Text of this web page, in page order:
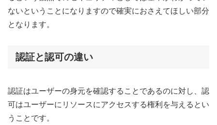
ないということになりますので確実におさえてほしい部分
となります。
認証と認可の違い
認証はユーザーの身元を確認することであるのに対し、認
可はユーザーにリソースにアクセスする権利を与えるとい
うことです。